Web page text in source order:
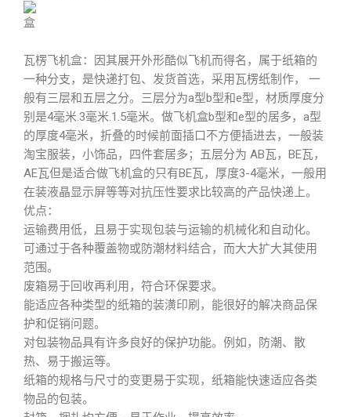
盒
瓦楞飞机盒：因其展开外形酷似飞机而得名，属于纸箱的
一种分支，是快递打包、发货首选，采用瓦楞纸制作， 一
般有三层和五层之分。三层分为a型b型和e型，材质厚度分
别是4毫米.3毫米.1.5毫米。做飞机盒b型和e型的居多，a型
的厚度4毫米，折叠的时候前面插口不方便插进去，一般装
淘宝服装，小饰品，四件套居多；五层分为 AB瓦，BE瓦，
AE瓦但是适合做飞机盒的只有BE瓦，厚度3-4毫米，一般用
在装液晶显示屏等等对抗压性要求比较高的产品快递上。
优点：
运输费用低，且易于实现包装与运输的机械化和自动化。
可通过于各种覆盖物或防潮材料结合，而大大扩大其使用
范围。
废箱易于回收再利用，符合环保要求。
能适应各种类型的纸箱的装潢印刷，能很好的解决商品保
护和促销问题。
对包装物品具有许多良好的保护功能。例如，防潮、散
热、易于搬运等。
纸箱的规格与尺寸的变更易于实现，纸箱能快速适应各类
物品的包装。